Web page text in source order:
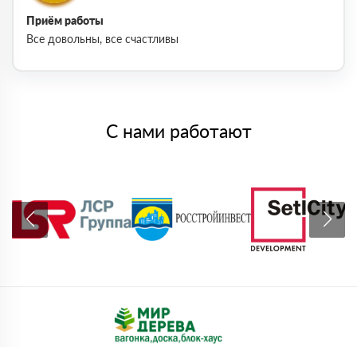
Приём работы
Все довольны, все счастливы
С нами работают